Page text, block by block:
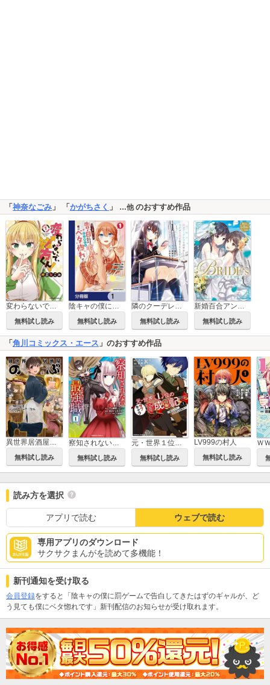
「神奈なごみ 」 「かがちさく 」 …他のおすすめ作品
変わらないで、緒方くん！
無料試し読み
陰キャの僕に罰ゲームで告白してきたはずのギャルが、どう見ても僕にベタ惚れです【分冊版】
無料試し読み
隣のクーデレラを甘やかしたら、ウチの合鍵を渡すことになった
無料試し読み
新婚百合アンソロジー
無料試し読み
「 角川コミックス・エース 」のおすすめ作品
異世界居酒屋「のぶ」
無料試し読み
察知されない最強職
無料試し読み
元・世界１位のサブキャラ育成日記 ～廃プレイヤー、異世界を攻略中！～
無料試し読み
LV999の村人
無料試し読み
読み方を選択
アプリで読む ウェブで読む
専用アプリのダウンロード
サクサクまんがを読めて多機能！
新刊通知を受け取る
会員登録をすると「陰キャの僕に罰ゲームで告白してきたはずのギャルが、ど
う見ても僕にベタ惚れです」新刊配信のお知らせが受け取れます。